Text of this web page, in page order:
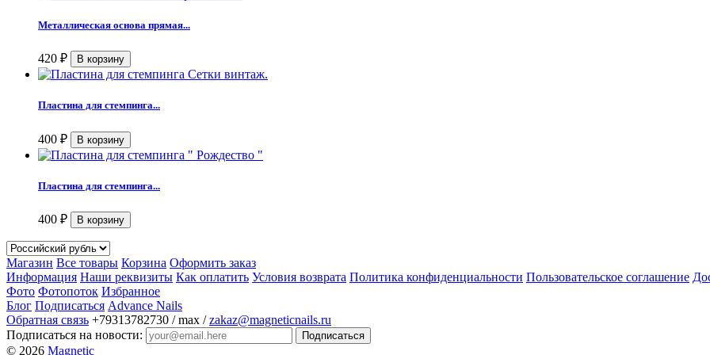
Металлическая основа прямая...
420 ₽
Пластина для стемпинга...
400 ₽
Пластина для стемпинга...
400 ₽
Магазин Все товары Корзина Оформить заказ
Информация Наши реквизиты Как оплатить Условия возврата Политика конфиденциальности Пользовательское соглашение
Фото Фотопоток Избранное
Блог Подписаться Advance Nails
Обратная связь +79313782730 / max / zakaz@magneticnails.ru
Подписаться на новости:
© 2026 Magnetic